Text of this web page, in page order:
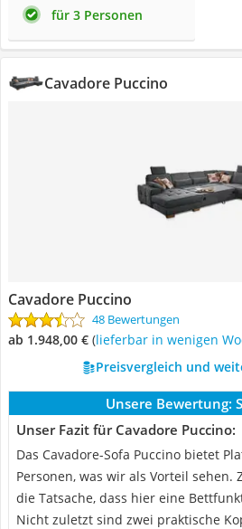
für 3 Personen
Cavadore Puccino
Cavadore Puccino
48 Bewertungen
ab 1.948,00 € ( Lieferbar in wenigen
Preisvergleich und
Unsere Bewertung:
Unser Fazit für Cavadore Puccino:
Das Cavadore-Sofa Puccino bietet
Personen, was wir als Vorteil sehen.
die Tatsache, dass hier eine
Nicht zuletzt sind zwei praktische